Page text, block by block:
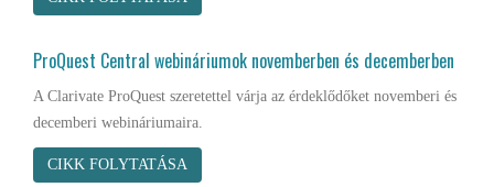
ProQuest Central webináriumok novemberben és decemberben
A Clarivate ProQuest szeretettel várja az érdeklődőket novemberi és
decemberi webináriumaira.
CIKK FOLYTATÁSA